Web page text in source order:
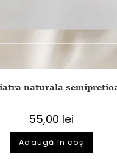
naturala
55,00 lei
Adaugă în coș